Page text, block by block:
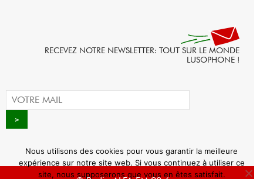
RECEVEZ NOTRE NEWSLETTER: TOUT SUR LE MONDE
LUSOPHONE !
Nous utilisons des cookies pour vous garantir la meilleure
expérience sur notre site web. Si vous continuez à utiliser ce
site, nous supposerons que vous en êtes satisfait.